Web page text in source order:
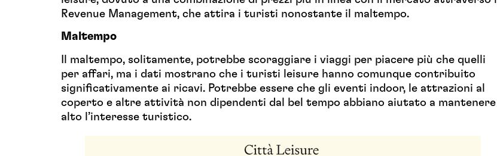
Revenue Management, che attira i turisti nonostante il maltempo.
Maltempo
Il maltempo, solitamente, potrebbe scoraggiare i viaggi per piacere più che quelli
per affari, ma i dati mostrano che i turisti leisure hanno comunque contribuito
significativamente ai ricavi. Potrebbe essere che gli eventi indoor, le attrazioni al
coperto e altre attività non dipendenti dal bel tempo abbiano aiutato a mantenere
alto l’interesse turistico.